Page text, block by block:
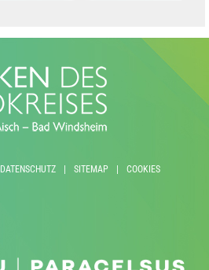
DATENSCHUTZ | SITEMAP | COOKIES